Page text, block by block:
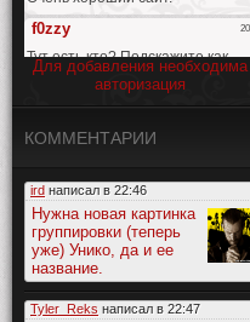
Для добавления необходима
авторизация
КОММЕНТАРИИ
ird написал в 22:46
Нужна новая картинка
группировки (теперь
уже) Унико, да и ее
название.
Tyler_Reks написал в 22:47